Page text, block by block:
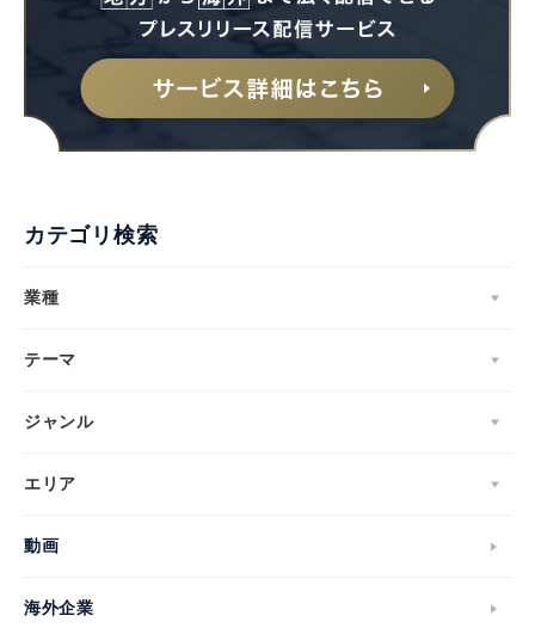
カテゴリ検索
業種
テーマ
ジャンル
エリア
動画
海外企業